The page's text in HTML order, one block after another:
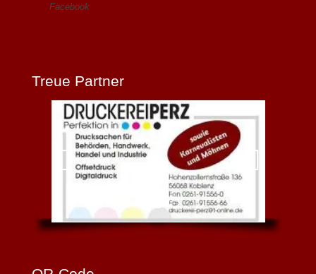
Facebook
Treue Partner